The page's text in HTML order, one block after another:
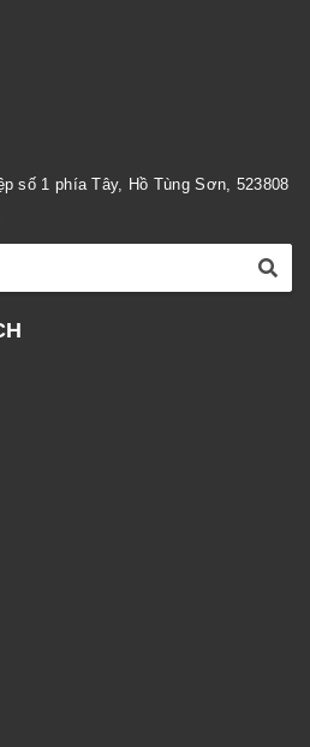
số 1 phía Tây, Hồ Tùng Sơn, 523808